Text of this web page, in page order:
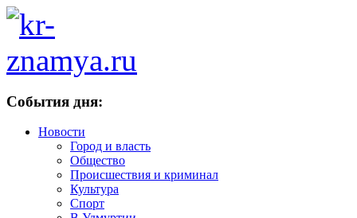
События дня:
Новости
Город и власть
Общество
Происшествия и криминал
Культура
Спорт